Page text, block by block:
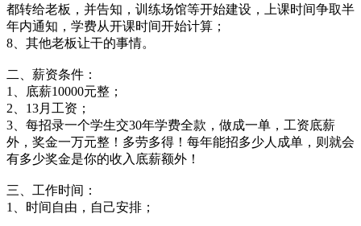
都转给老板，并告知，训练场馆等开始建设，上课时间争取半
年内通知，学费从开课时间开始计算；
8、其他老板让干的事情。
二、薪资条件：
1、底薪10000元整；
2、13月工资；
3、每招录一个学生交30年学费全款，做成一单，工资底薪
外，奖金一万元整！多劳多得！每年能招多少人成单，则就会
有多少奖金是你的收入底薪额外！
三、工作时间：
1、时间自由，自己安排；